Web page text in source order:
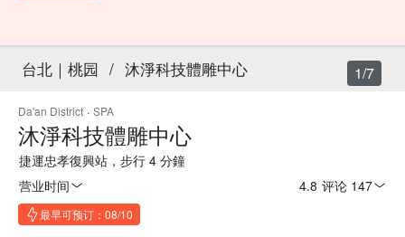
台北｜桃园 / 沐淨科技體雕中心
Da'an District · SPA
沐淨科技體雕中心
捷運忠孝復興站，步行 4 分鐘
营业时间
4.8 评论 147
最早可预订：08/10
1/7